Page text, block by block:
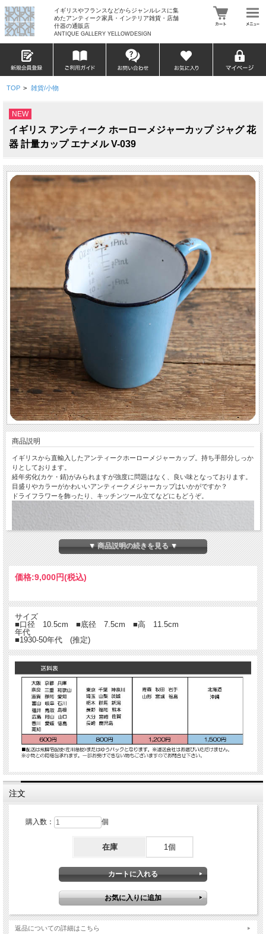
イギリスやフランスなどからジャンルレスに集
めたアンティーク家具・インテリア雑貨・店舗
什器の通販店
ANTIQUE GALLERY YELLOWDESIGN
TOP > 雑貨/小物
NEW
イギリス アンティーク ホーローメジャーカップ ジャグ 花
器 計量カップ エナメル V-039
商品説明
イギリスから直輸入したアンティークホーローメジャーカップ。持ち手部分しっか
りとしております。
経年劣化(カケ・錆)がみられますが強度に問題はなく、良い味となっております。
目盛りやカラーがかわいいアンティークメジャーカップはいかがですか？
ドライフラワーを飾ったり、キッチンツール立てなどにもどうぞ。
▼ 商品説明の続きを見る ▼
価格:9,000円(税込)
サイズ
■口径 10.5cm ■底径 7.5cm ■高 11.5cm
年代
■1930-50年代 (推定)
注文
購入数： 個
在庫 1個
返品についての詳細はこちら